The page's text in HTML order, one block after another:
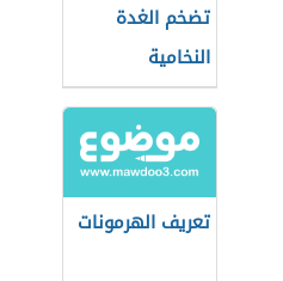
تضخم الغدة
النخامية
تعريف الهرمونات